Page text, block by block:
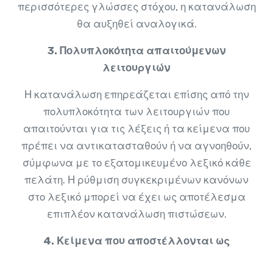
περισσότερες γλώσσες στόχου, η κατανάλωση
θα αυξηθεί αναλογικά.
3. Πολυπλοκότητα απαιτούμενων
λειτουργιών
Η κατανάλωση επηρεάζεται επίσης από την
πολυπλοκότητα των λειτουργιών που
απαιτούνται για τις λέξεις ή τα κείμενα που
πρέπει να αντικατασταθούν ή να αγνοηθούν,
σύμφωνα με το εξατομικευμένο λεξικό κάθε
πελάτη. Η ρύθμιση συγκεκριμένων κανόνων
στο λεξικό μπορεί να έχει ως αποτέλεσμα
επιπλέον κατανάλωση πιστώσεων.
4. Κείμενα που αποστέλλονται ως